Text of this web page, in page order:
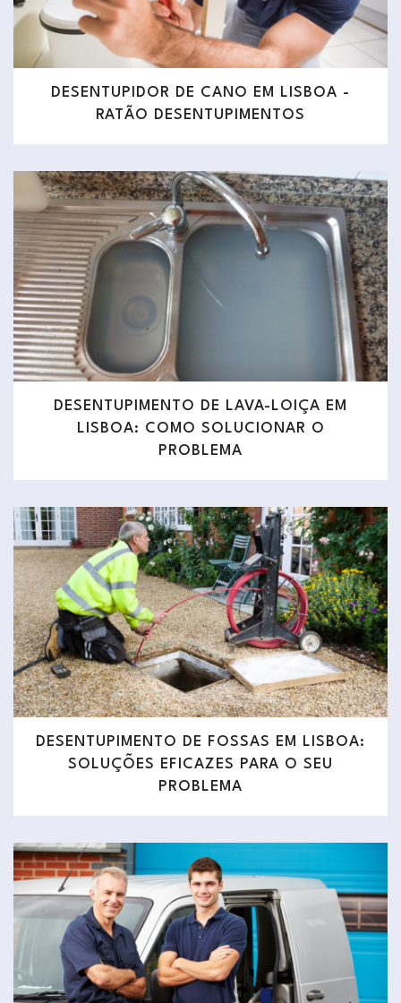
DESENTUPIDOR DE CANO EM LISBOA -
RATÃO DESENTUPIMENTOS
DESENTUPIMENTO DE LAVA-LOIÇA EM
LISBOA: COMO SOLUCIONAR O
PROBLEMA
DESENTUPIMENTO DE FOSSAS EM LISBOA:
SOLUÇÕES EFICAZES PARA O SEU
PROBLEMA